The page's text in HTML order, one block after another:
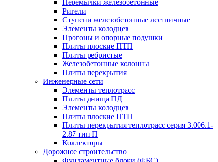
Перемычки железобетонные
Ригели
Ступени железобетонные лестничные
Элементы колодцев
Прогоны и опорные подушки
Плиты плоские ПТП
Плиты ребристые
Железобетонные колонны
Плиты перекрытия
Инженерные сети
Элементы теплотрасс
Плиты днища ПД
Элементы колодцев
Плиты плоские ПТП
Плиты перекрытия теплотрасс серия 3.006.1-
2.87 тип П
Коллекторы
Дорожное строительство
Фундаментные блоки (ФБС)